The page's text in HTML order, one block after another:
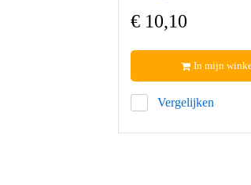
€ 10,10
Vergelijken
In mijn